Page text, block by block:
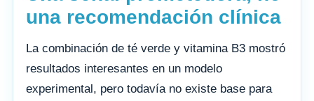
una recomendación clínica
La combinación de té verde y vitamina B3 mostró
resultados interesantes en un modelo
experimental, pero todavía no existe base para